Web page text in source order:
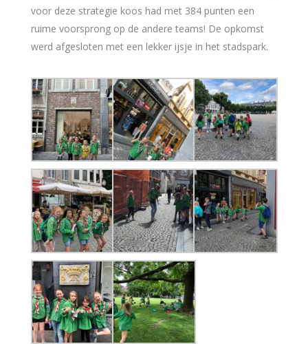
voor deze strategie koos had met 384 punten een
ruime voorsprong op de andere teams! De opkomst
werd afgesloten met een lekker ijsje in het stadspark.